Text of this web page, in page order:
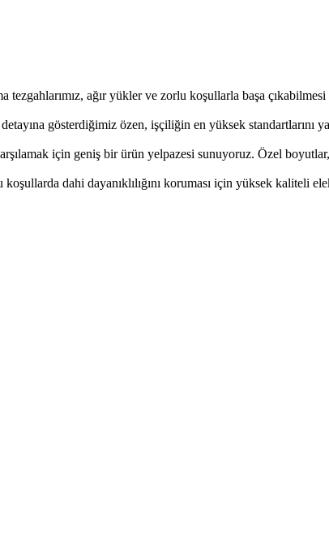
tezgahlarımız, ağır yükler ve zorlu koşullarla başa
gösterdiğimiz özen, işçiliğin en yüksek standartlarını
için geniş bir ürün yelpazesi sunuyoruz. Özel
dahi dayanıklılığını koruması için yüksek kaliteli